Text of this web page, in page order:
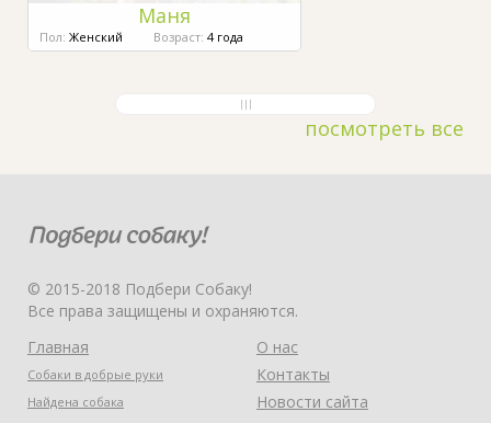
Маня
Пол: Женский Возраст: 4 года
посмотреть все
© 2015-2018 Подбери Собаку!
Все права защищены и охраняются.
Главная
Собаки в добрые руки
Найдена собака
О нас
Контакты
Новости сайта